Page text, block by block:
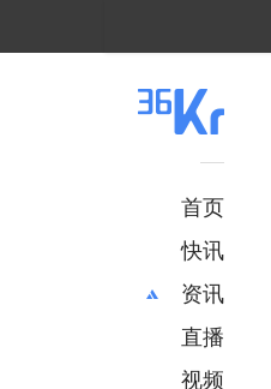
首页
快讯
资讯
推荐
财经
直播
视频